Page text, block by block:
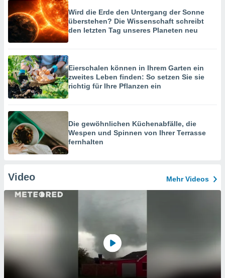
Wird die Erde den Untergang der Sonne
überstehen? Die Wissenschaft schreibt
den letzten Tag unseres Planeten neu
Eierschalen können in Ihrem Garten ein
zweites Leben finden: So setzen Sie sie
richtig für Ihre Pflanzen ein
Die gewöhnlichen Küchenabfälle, die
Wespen und Spinnen von Ihrer Terrasse
fernhalten
Video Mehr Videos